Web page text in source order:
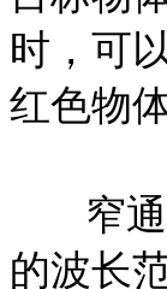
时，可
红色物
窄
的波长